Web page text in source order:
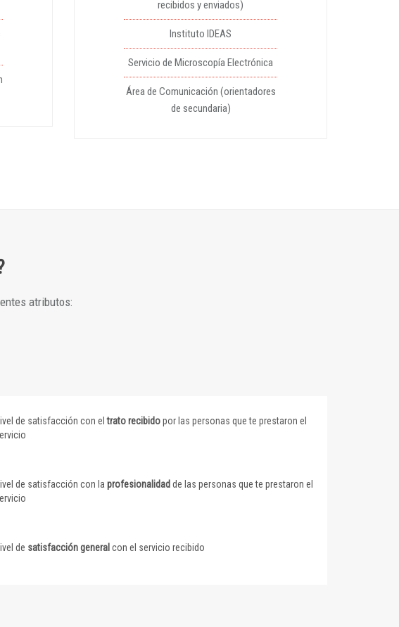
recibidos y enviados)
Instituto IDEAS
Servicio de Microscopía Electrónica
Área de Comunicación (orientadores
de secundaria)
atributos:
de satisfacción con eltrato recibidopor las personas que te prestaron el
de satisfacción con la profesionalidad de las personas que te prestaron el
de satisfacción general con el servicio recibido